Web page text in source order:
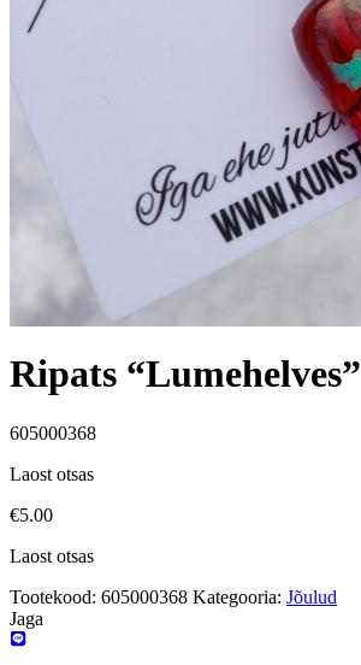
Ripats “Lumehelves”
605000368
Laost otsas
€5.00
Laost otsas
Tootekood: 605000368 Kategooria: Jõulud
Jaga